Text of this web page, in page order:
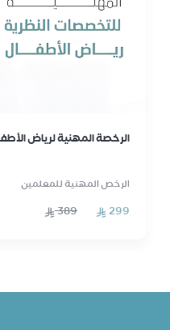
الرخصة المهنية لرياض
الرخص المهنية للمعلمين
299
389